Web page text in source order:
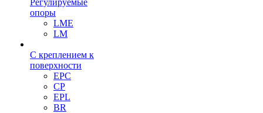
Регулируемые
опоры
LME
LM
С креплением к
поверхности
EPC
CP
EPL
BR